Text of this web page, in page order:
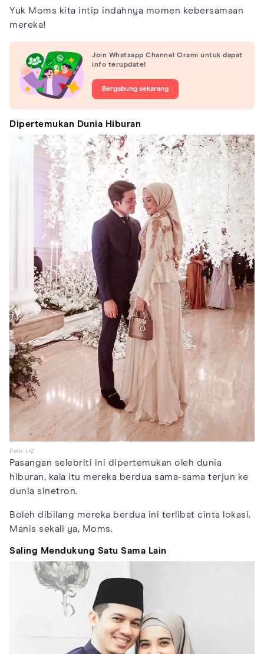
Yuk Moms kita intip indahnya momen kebersamaan
mereka!
Join Whatsapp Channel Orami untuk dapat
info terupdate!
Bergabung sekarang
Dipertemukan Dunia Hiburan
Foto: ir2
Pasangan selebriti ini dipertemukan oleh dunia
hiburan, kala itu mereka berdua sama-sama terjun ke
dunia sinetron.
Boleh dibilang mereka berdua ini terlibat cinta lokasi.
Manis sekali ya, Moms.
Saling Mendukung Satu Sama Lain